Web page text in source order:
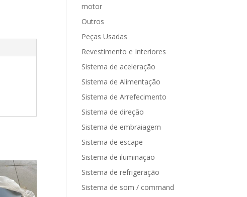
motor
Outros
Peças Usadas
Revestimento e Interiores
Sistema de aceleração
Sistema de Alimentação
Sistema de Arrefecimento
Sistema de direção
Sistema de embraiagem
Sistema de escape
Sistema de iluminação
Sistema de refrigeração
Sistema de som / command